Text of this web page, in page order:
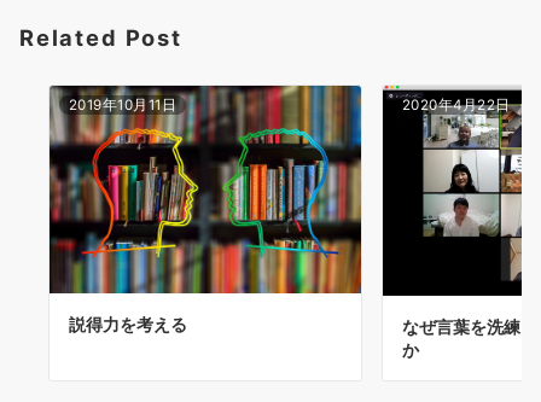
Related Post
2019年10月11日
説得力を考える
2020年4月22日
なぜ言葉を洗練
か